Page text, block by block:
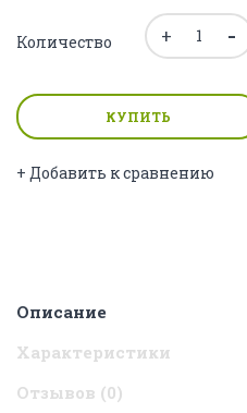
Количество
КУПИТЬ
+ Добавить к сравнению
Описание
Характеристики
Отзывов (0)